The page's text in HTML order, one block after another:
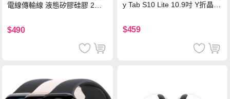
電線傳輸線 液態矽膠硅膠 2M
$490
y Tab S10 Lite 10.9吋 Y折晶透
$459